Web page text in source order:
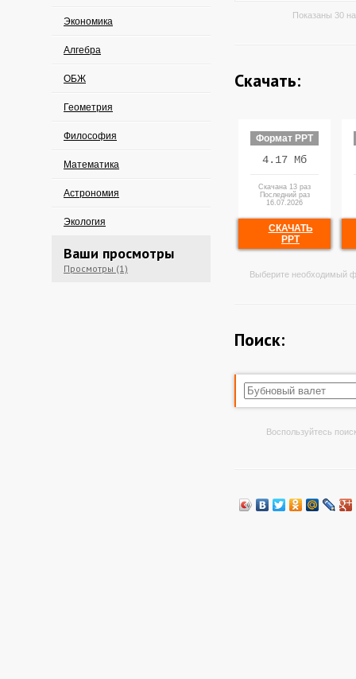
Экономика
Алгебра
ОБЖ
Геометрия
Философия
Математика
Астрономия
Экология
Ваши просмотры
Просмотры (1)
Показаны 30
Скачать:
Формат PPT
4.17 Мб
Скачана 13 раз
Последний раз
16.07.2026
СКАЧАТЬ
PPT
Выберите необходимый
Поиск:
Воспользуйтесь